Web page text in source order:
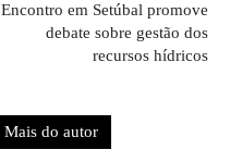
Encontro em Setúbal promove
debate sobre gestão dos
recursos hídricos
Mais do autor